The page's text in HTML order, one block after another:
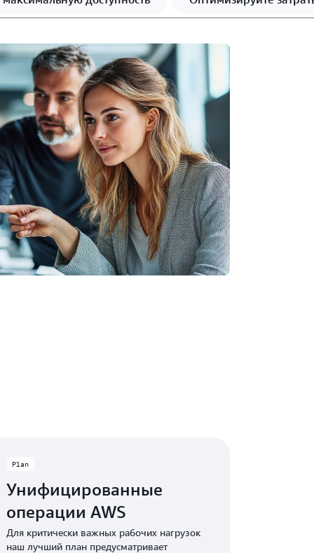
Plan
Унифицированные
операции AWS
Для критически важных рабочих нагрузок
наш лучший план предусматривает